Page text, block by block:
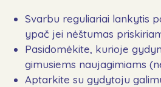
Svarbu reguliariai lankytis
ypač jei nėštumas
Pasidomėkite, kurioje
gimusiems naujagimiams
Aptarkite su gydytoju